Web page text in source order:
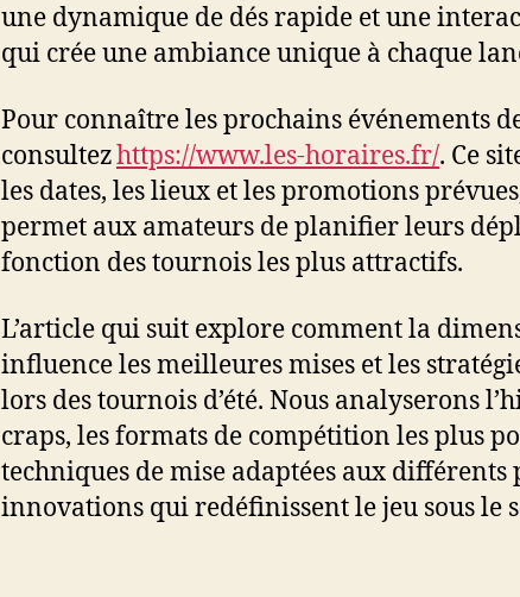
une dynamique de dés rapide et une
qui crée une ambiance unique à chaque
Pour connaître les prochains événements
consultezhttps://www.les-horaires.fr/. Ce
les dates, les lieux et les promotions
permet aux amateurs de planifier leurs
fonction des tournois les plus attractifs.
L’article qui suit explore comment la
influence les meilleures mises et les
lors des tournois d’été. Nous analyserons
craps, les formats de compétition les plus
techniques de mise adaptées aux différents
innovations qui redéfinissent le jeu sous le